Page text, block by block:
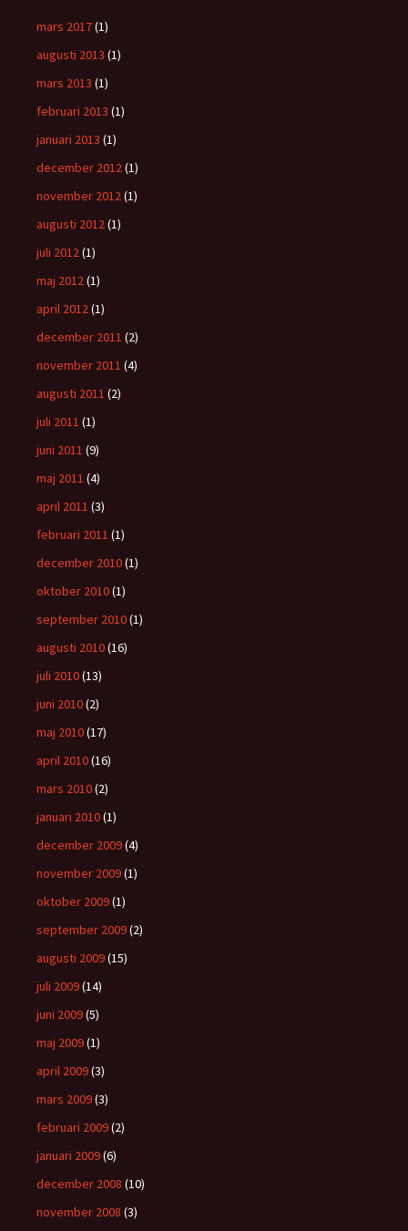
mars 2017(1)
augusti 2013 (1)
mars 2013 (1)
februari 2013 (1)
januari 2013 (1)
december 2012(1)
november 2012(1)
augusti 2012(1)
juli 2012(1)
maj 2012(1)
april 2012(1)
december 2011 (2)
november 2011 (4)
augusti 2011 (2)
juli 2011 (1)
juni 2011 (9)
maj 2011 (4)
april 2011 (3)
februari 2011 (1)
december 2010(1)
oktober 2010(1)
september 2010(1)
augusti 2010(16)
juli 2010(13)
juni 2010(2)
maj 2010(17)
april 2010(16)
mars 2010(2)
januari 2010(1)
december 2009(4)
november 2009(1)
oktober 2009(1)
september 2009(2)
augusti 2009(15)
juli 2009(14)
juni 2009(5)
maj 2009(1)
april 2009(3)
mars 2009(3)
februari 2009(2)
januari 2009(6)
december 2008 (10)
november 2008 (3)